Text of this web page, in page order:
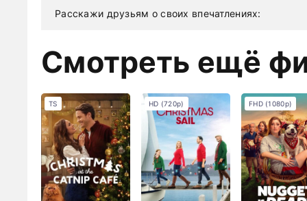
Расскажи друзьям о своих впечатлениях:
Смотреть ещё
TS HD (720p) FHD (1080p)